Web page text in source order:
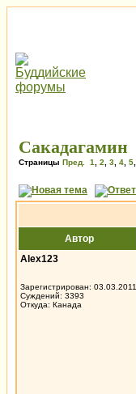
Сакадагамин
Страницы Пред. 1 2 3 4 5
Автор
Alex123
Зарегистрирован: 03.03.2011
Суждений: 3393
Откуда: Канада